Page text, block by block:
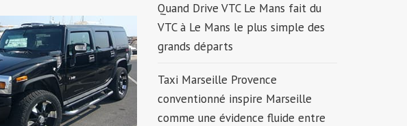
Quand Drive VTC Le Mans fait du
VTC à Le Mans le plus simple des
grands départs
Taxi Marseille Provence
conventionné inspire Marseille
comme une évidence fluide entre